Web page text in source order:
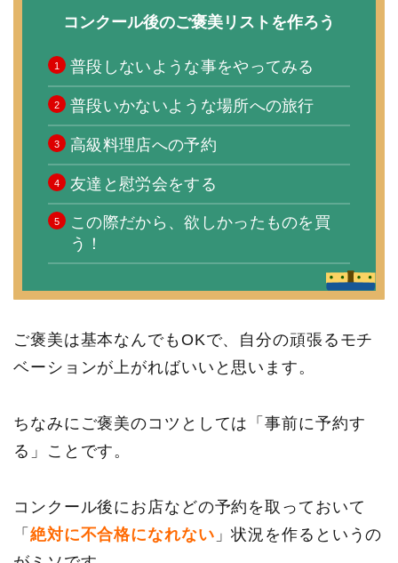
コンクール後のご褒美リストを作ろう
普段しないような事をやってみる
普段いかないような場所への旅行
高級料理店への予約
友達と慰労会をする
この際だから、欲しかったものを買
う！
ご褒美は基本なんでもOKで、自分の頑張るモチ
ベーションが上がればいいと思います。
ちなみにご褒美のコツとしては「事前に予約す
る」ことです。
コンクール後にお店などの予約を取っておいて
「 絶対に不合格になれない 」状況を作るというの